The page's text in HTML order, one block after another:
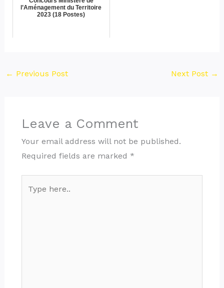
l’Aménagement du Territoire
2023 (18 Postes)
← Previous Post Next Post →
Leave a Comment
Your email address will not be published.
Required fields are marked *